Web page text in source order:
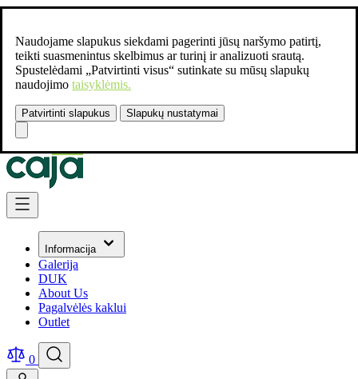
Naudojame slapukus siekdami pagerinti jūsų naršymo patirtį,
teikti suasmenintus skelbimus ar turinį ir analizuoti srautą.
Spustelėdami „Patvirtinti visus“ sutinkate su mūsų slapukų
naudojimo taisyklėmis.
Patvirtinti slapukus Slapukų nustatymai
Susisiekite:
Skip to Content
Informacija
Galerija
DUK
About Us
Pagalvėlės kaklui
Outlet
0